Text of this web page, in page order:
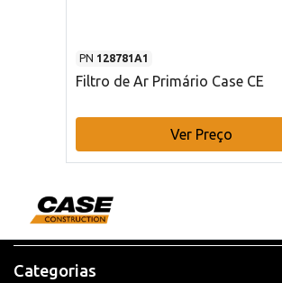
PN 128781A1
Filtro de Ar Primário Case CE
Ver Preço
Categorias